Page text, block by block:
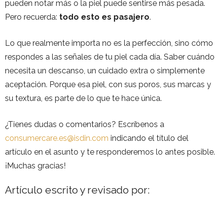
pueden notar más o la piel puede sentirse más pesada.
Pero recuerda: todo esto es pasajero.
Lo que realmente importa no es la perfección, sino cómo
respondes a las señales de tu piel cada día. Saber cuándo
necesita un descanso, un cuidado extra o simplemente
aceptación. Porque esa piel, con sus poros, sus marcas y
su textura, es parte de lo que te hace única.
¿Tienes dudas o comentarios? Escríbenos a
consumercare.es@isdin.com indicando el título del
artículo en el asunto y te responderemos lo antes posible.
¡Muchas gracias!
Artículo escrito y revisado por: